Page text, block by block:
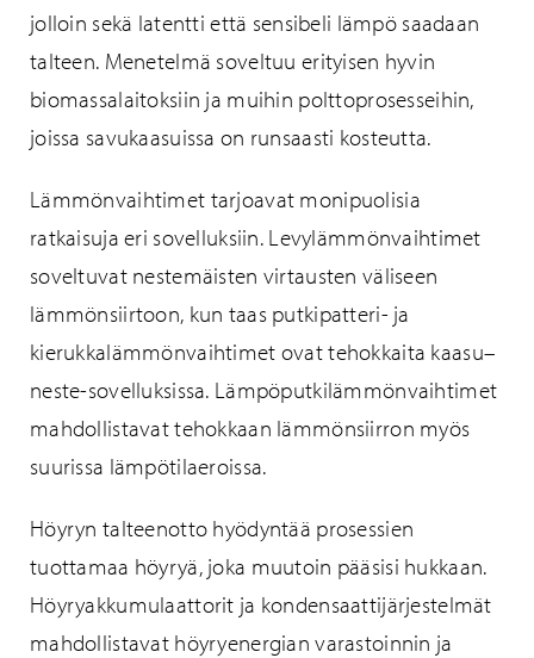
jolloin sekä latentti että sensibeli lämpö saadaan
talteen. Menetelmä soveltuu erityisen hyvin
biomassalaitoksiin ja muihin polttoprosesseihin,
joissa savukaasuissa on runsaasti kosteutta.
Lämmönvaihtimet tarjoavat monipuolisia
ratkaisuja eri sovelluksiin. Levylämmönvaihtimet
soveltuvat nestemäisten virtausten väliseen
lämmönsiirtoon, kun taas putkipatteri- ja
kierukkalämmönvaihtimet ovat tehokkaita kaasu–
neste-sovelluksissa. Lämpöputkilämmönvaihtimet
mahdollistavat tehokkaan lämmönsiirron myös
suurissa lämpötilaeroissa.
Höyryn talteenotto hyödyntää prosessien
tuottamaa höyryä, joka muutoin pääsisi hukkaan.
Höyryakkumulaattorit ja kondensaattijärjestelmät
mahdollistavat höyryenergian varastoinnin ja